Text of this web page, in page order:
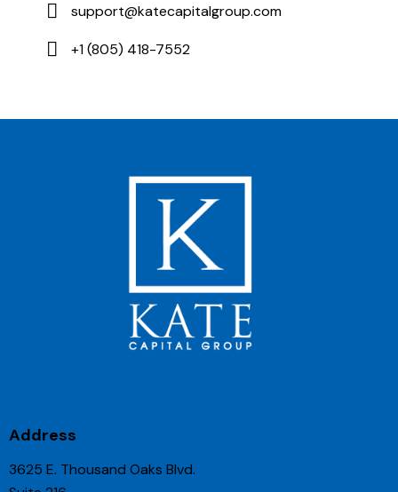
support@katecapitalgroup.com
+1 (805) 418-7552
Address
3625 E. Thousand Oaks Blvd.